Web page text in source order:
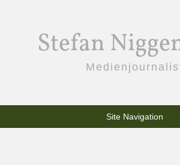
Stefan
Site Navigation